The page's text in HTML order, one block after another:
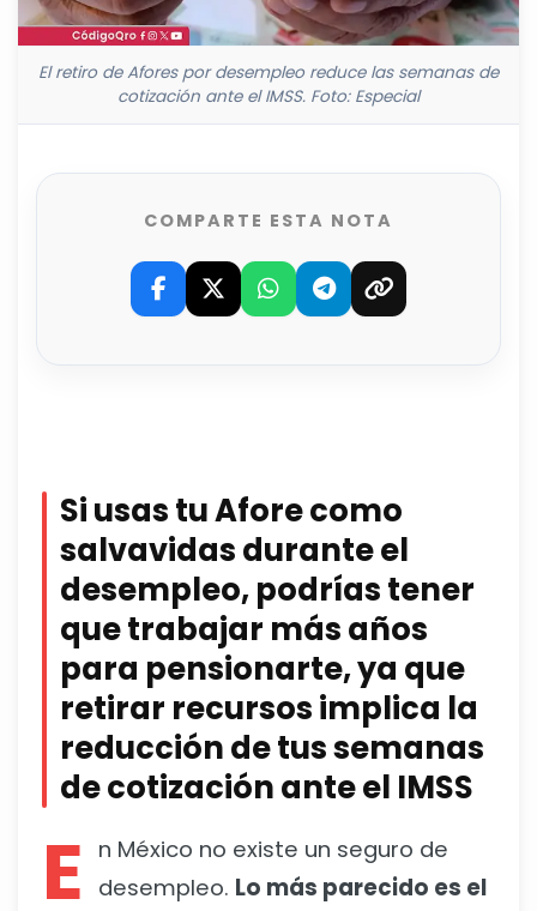
El retiro de Afores por desempleo reduce las semanas de
cotización ante el IMSS. Foto: Especial
COMPARTE ESTA NOTA
Si usas tu Afore como
salvavidas durante el
desempleo, podrías tener
que trabajar más años
para pensionarte, ya que
retirar recursos implica la
reducción de tus semanas
de cotización ante el IMSS
E
n México no existe un seguro de
desempleo. Lo más parecido es el